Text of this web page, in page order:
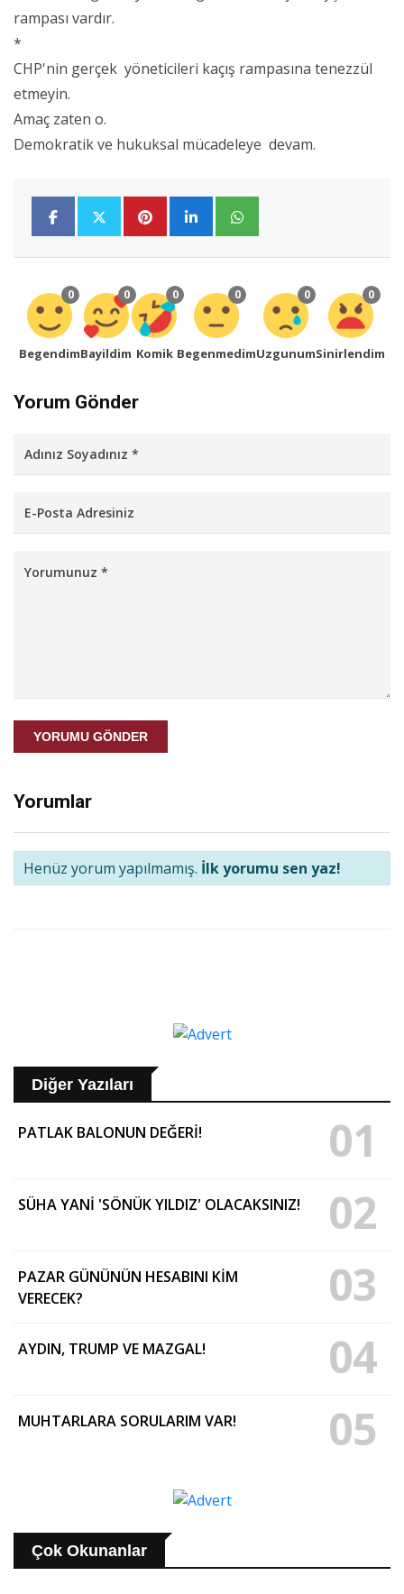
rampası vardır.
*
CHP'nin gerçek yöneticileri kaçış rampasına tenezzül
etmeyin.
Amaç zaten o.
Demokratik ve hukuksal mücadeleye devam.
0
Begendim
0
Bayildim
0
Komik
0
Begenmedim
0
Uzgunum
0
Sinirlendim
Yorum Gönder
YORUMU GÖNDER
Yorumlar
Henüz yorum yapılmamış. İlk yorumu sen yaz!
Diğer Yazıları
PATLAK BALONUN DEĞERİ! 01
SÜHA YANİ 'SÖNÜK YILDIZ' OLACAKSINIZ! 02
PAZAR GÜNÜNÜN HESABINI KİM
VERECEK?
03
AYDIN, TRUMP VE MAZGAL! 04
MUHTARLARA SORULARIM VAR! 05
Çok Okunanlar